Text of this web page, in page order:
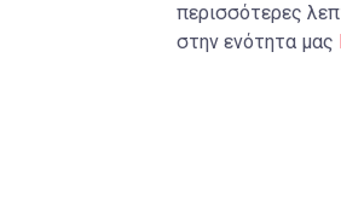
περισσότερες
στην ενότητα μας